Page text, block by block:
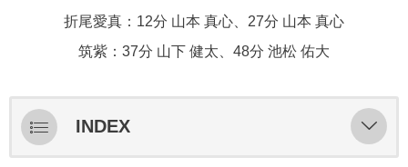
折尾愛真：12分 山本 真心、27分 山本 真心
筑紫：37分 山下 健太、48分 池松 佑大
INDEX